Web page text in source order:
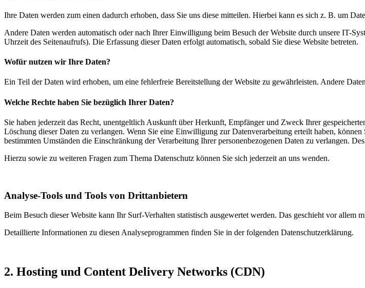
Ihre Daten werden zum einen dadurch erhoben, dass Sie uns diese mitteilen. Hierbei kann es sich z. B. um
Andere Daten werden automatisch oder nach Ihrer Einwilligung beim Besuch der Website durch unsere IT-
Uhrzeit des Seitenaufrufs). Die Erfassung dieser Daten erfolgt automatisch, sobald Sie diese Website betreten.
Wofür nutzen wir Ihre Daten?
Ein Teil der Daten wird erhoben, um eine fehlerfreie Bereitstellung der Website zu gewährleisten. Andere
Welche Rechte haben Sie bezüglich Ihrer Daten?
Sie haben jederzeit das Recht, unentgeltlich Auskunft über Herkunft, Empfänger und Zweck Ihrer
Löschung dieser Daten zu verlangen. Wenn Sie eine Einwilligung zur Datenverarbeitung erteilt haben,
bestimmten Umständen die Einschränkung der Verarbeitung Ihrer personenbezogenen Daten zu verlangen.
Hierzu sowie zu weiteren Fragen zum Thema Datenschutz können Sie sich jederzeit an uns wenden.
Analyse-Tools und Tools von Dritt­anbietern
Beim Besuch dieser Website kann Ihr Surf-Verhalten statistisch ausgewertet werden. Das geschieht vor allem
Detaillierte Informationen zu diesen Analyseprogrammen finden Sie in der folgenden Datenschutzerklärung.
2. Hosting und Content Delivery Networks (CDN)